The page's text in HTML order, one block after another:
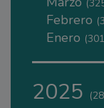
Febrero
Enero
2025